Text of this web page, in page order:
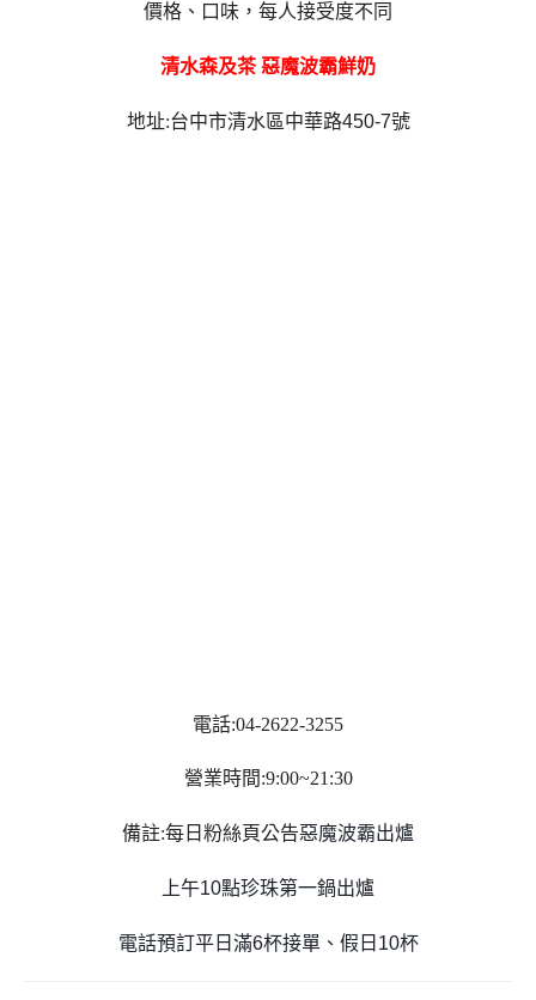
價格、口味，每人接受度不同
清水森及茶 惡魔波霸鮮奶
地址:台中市清水區中華路450-7號
電話:04-2622-3255
營業時間:9:00~21:30
備註:每日粉絲頁公告惡魔波霸出爐
上午10點珍珠第一鍋出爐
電話預訂平日滿6杯接單、假日10杯